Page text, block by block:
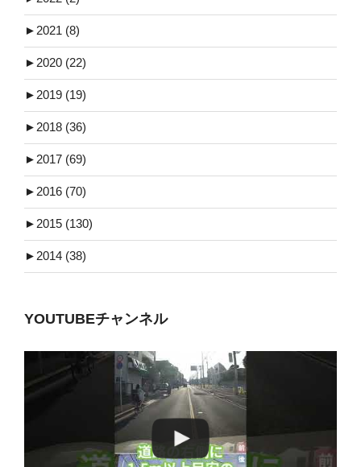
► 2021 (8)
► 2020 (22)
► 2019 (19)
► 2018 (36)
► 2017 (69)
► 2016 (70)
► 2015 (130)
► 2014 (38)
YOUTUBEチャンネル